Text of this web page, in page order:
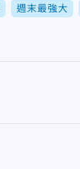
週末最強大